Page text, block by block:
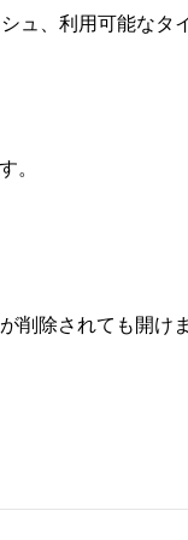
ュ、利用可能なタ
。
削除されても開けま